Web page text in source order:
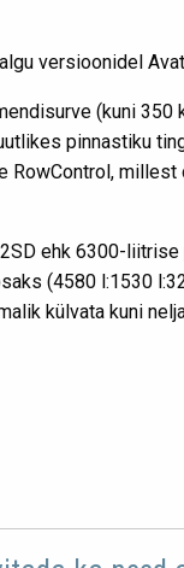
versioonidel
(kuni
pinnastiku
millest
ehk 6300-
(4580 l:1530
külvata kuni